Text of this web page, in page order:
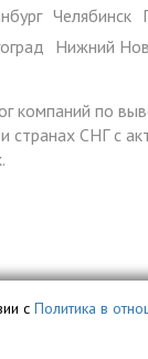
Челябинск
Нижний
компаний по
странах СНГ с
с Политика в